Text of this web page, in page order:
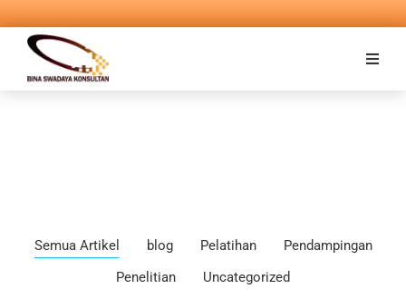
Semua Artikel blog Pelatihan
Pendampingan
Penelitian
Uncategorized